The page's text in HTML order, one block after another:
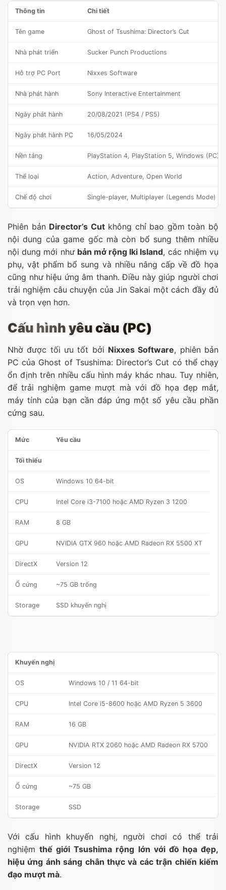
Thông tin Chi tiết
Tên game Ghost of Tsushima: Director’s Cut
Nhà phát triển Sucker Punch Productions
Hỗ trợ PC Port Nixxes Software
Nhà phát hành Sony Interactive Entertainment
Ngày phát hành 20/08/2021 (PS4 / PS5)
Ngày phát hành PC 16/05/2024
Nền tảng PlayStation 4, PlayStation 5, Windows (PC)
Thể loại Action, Adventure, Open World
Chế độ chơi Single-player, Multiplayer (Legends Mode)
Phiên bản Director’s Cutkhông chỉ bao gồm toàn bộ
nội dung của game gốc mà còn bổ sung thêm nhiều
nội dung mới như bản mở rộng Iki Island, các nhiệm vụ
phụ, vật phẩm bổ sung và nhiều nâng cấp về đồ họa
cũng như hiệu ứng âm thanh. Điều này giúp người chơi
trải nghiệm câu chuyện của Jin Sakai một cách đầy đủ
và trọn vẹn hơn.
Cấu hình yêu cầu (PC)
Nhờ được tối ưu tốt bởi Nixxes Software, phiên bản
PC của Ghost of Tsushima: Director’s Cut có thể chạy
ổn định trên nhiều cấu hình máy khác nhau. Tuy nhiên,
để trải nghiệm game mượt mà với đồ họa đẹp mắt,
máy tính của bạn cần đáp ứng một số yêu cầu phần
cứng sau.
Mức Yêu cầu
Tối thiểu
OS Windows 10 64-bit
CPU Intel Core i3-7100 hoặc AMD Ryzen 3 1200
RAM 8 GB
GPU NVIDIA GTX 960 hoặc AMD Radeon RX 5500 XT
DirectX Version 12
Ổ cứng ~75 GB trống
Storage SSD khuyến nghị
Khuyến nghị
OS Windows 10 / 11 64-bit
CPU Intel Core i5-8600 hoặc AMD Ryzen 5 3600
RAM 16 GB
GPU NVIDIA RTX 2060 hoặc AMD Radeon RX 5700
DirectX Version 12
Ổ cứng ~75 GB
Storage SSD
Với cấu hình khuyến nghị, người chơi có thể trải
nghiệmthế giới Tsushima rộng lớn với đồ họa đẹp,
hiệu ứng ánh sáng chân thực và các trận chiến kiếm
đạo mượt mà.